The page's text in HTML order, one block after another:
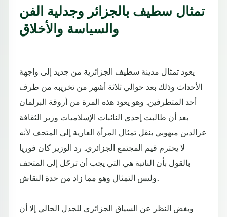
تمثال سطيف بالجزائر وجدلية الفن
والسياسة والأخلاق
يعود تمثال مدينة سطيف الجزائرية من جديد إلى واجهة
الأحداث وذلك بعد حوالي ثلاثة أشهر من تخريبه من طرف
أحد المتطرفين. وهو يعود هذه المرة من أروقة البرلمان
بعد أن طالبت إحدى النائبات الإسلاميات وزير الثقافة
عزالدين ميهوبي بنقل تمثال المرأة العارية إلى المتحف لأنه
لا يحترم قيم المجتمع الجزائري. رد الوزير كان فوريا
بالقول بأن النائبة هي التي يجب أن ترحّل إلى المتحف
وليس التمثال وهو مما زاد من حدة النقاش.
وبغض النظر عن السياق الجزائري للجدل الحالي إلا أن